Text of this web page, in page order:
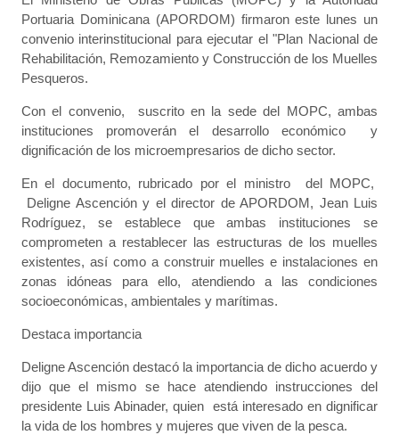
Portuaria Dominicana (APORDOM) firmaron este lunes un
convenio interinstitucional para ejecutar el "Plan Nacional de
Rehabilitación, Remozamiento y Construcción de los Muelles
Pesqueros.
Con el convenio, suscrito en la sede del MOPC, ambas
instituciones promoverán el desarrollo económico y
dignificación de los microempresarios de dicho sector.
En el documento, rubricado por el ministro del MOPC,
Deligne Ascención y el director de APORDOM, Jean Luis
Rodríguez, se establece que ambas instituciones se
comprometen a restablecer las estructuras de los muelles
existentes, así como a construir muelles e instalaciones en
zonas idóneas para ello, atendiendo a las condiciones
socioeconómicas, ambientales y marítimas.
Destaca importancia
Deligne Ascención destacó la importancia de dicho acuerdo y
dijo que el mismo se hace atendiendo instrucciones del
presidente Luis Abinader, quien está interesado en dignificar
la vida de los hombres y mujeres que viven de la pesca.